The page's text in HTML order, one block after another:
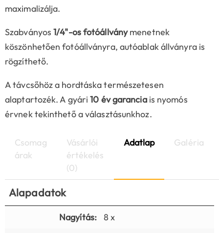
maximalizálja.
Szabványos1/4"-os fotóállványmenetnek
köszönhetően fotóállványra, autóablak állványra is
rögzíthető.
A távcsőhöz a hordtáska természetesen
alaptartozék. A gyári10 év garancia is nyomós
érvnek tekinthető a választásunkhoz.
Csomag
árak
Vásárlói
értékelés
(0)
Adatlap Galéria
Alapadatok
Nagyítás:
8 x